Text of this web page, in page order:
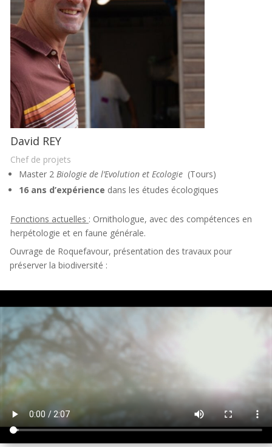
David REY
Chef de projets
Master 2 Biologie de l’Evolution et Ecologie (Tours)
16 ans d’expérience dans les études écologiques
Fonctions actuelles : Ornithologue, avec des compétences en
herpétologie et en faune générale.
Ouvrage de Roquefavour, présentation des travaux pour
préserver la biodiversité :